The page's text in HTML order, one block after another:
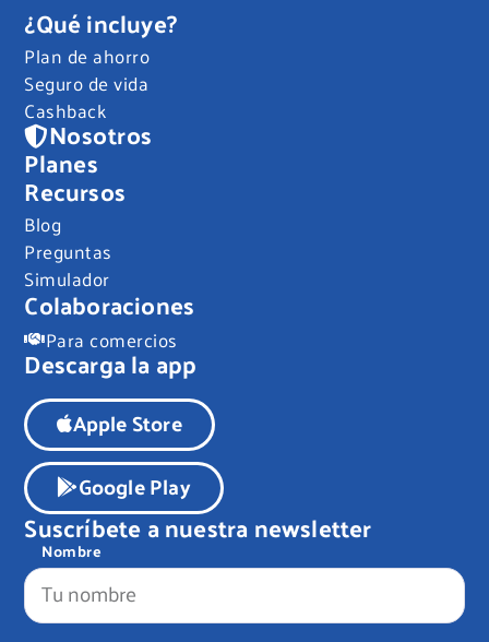
¿Qué incluye?
Plan de ahorro
Seguro de vida
Cashback
Nosotros
Planes
Recursos
Blog
Preguntas
Simulador
Colaboraciones
Para comercios
Descarga la app
Apple Store
Google Play
Suscríbete a nuestra newsletter
Nombre